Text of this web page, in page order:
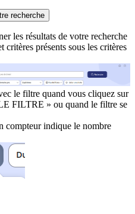
recherche
les résultats de votre recherche
critères présents sous les critères
le filtre quand vous cliquez sur
FILTRE » ou quand le filtre se
compteur indique le nombre